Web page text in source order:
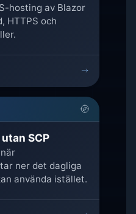
hosting av Blazor
HTTPS och
SCP
ner det dagliga
använda istället.